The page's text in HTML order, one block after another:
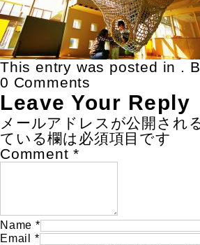
This entry was posted in .
0 Comments
Leave Your Reply
メールアドレスが公開され
ている欄は必須項目です
Comment *
Name *
Email
*